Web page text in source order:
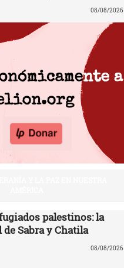
08/08/2026
palestinos: la
Sabra y Chatila
08/08/2026